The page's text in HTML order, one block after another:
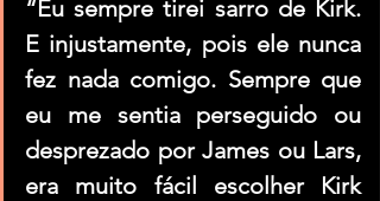
“Eu sempre tirei sarro de Kirk.
E injustamente, pois ele nunca
fez nada comigo. Sempre que
eu me sentia perseguido ou
desprezado por James ou Lars,
era muito fácil escolher Kirk